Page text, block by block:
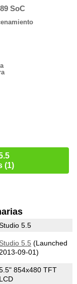
SoC
(1)
5.5
Studio 5.5 (Launched
2013-09-01)
854x480 TFT
LCD